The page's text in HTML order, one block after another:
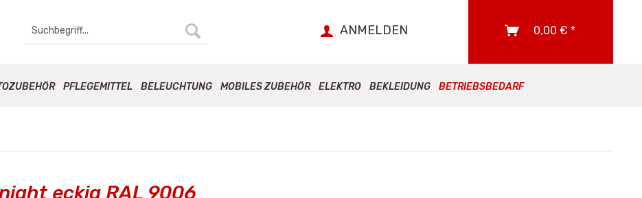
ANMELDEN 0,00 € *
PFLEGEMITTEL BELEUCHTUNG MOBILES ZUBEHÖR ELEKTRO BEKLEIDUNG BETRIEBSBEDARF
eckig RAL 9006